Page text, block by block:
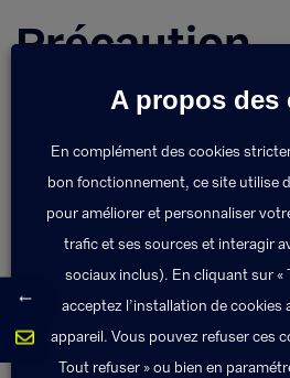
Précaution
Mesures mises en place pour
conséquences de la
Retour au lexique
Prévention
A propos des
En complément des cookies
bon fonctionnement, ce site utilise
pour améliorer et personnaliser
trafic et ses sources et interagir
sociaux inclus). En cliquant sur «
acceptez l’installation de
appareil. Vous pouvez refuser ces
Tout refuser » ou bien en
←